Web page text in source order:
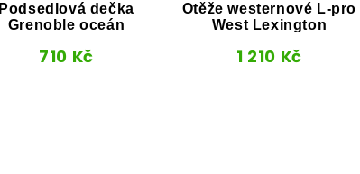
Podsedlová dečka
Grenoble oceán
710 Kč
Otěže westernové L-pro
West Lexington
1 210 Kč